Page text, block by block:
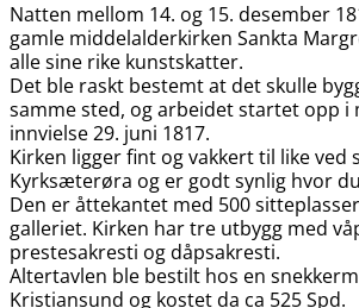
Natten mellom 14. og 15. desember
gamle middelalderkirken Sankta
alle sine rike kunstskatter.
Det ble raskt bestemt at det skulle
samme sted, og arbeidet startet opp i
innvielse 29. juni 1817.
Kirken ligger fint og vakkert til like ved
Kyrksæterøra og er godt synlig hvor
Den er åttekantet med 500
galleriet. Kirken har tre utbygg med
prestesakresti og dåpsakresti.
Altertavlen ble bestilt hos en
Kristiansund og kostet da ca 525 Spd.